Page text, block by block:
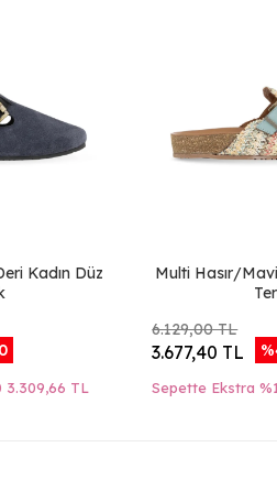
Kadın Düz
3.309,66 TL
Multi Hasır/
6.129,00 TL
3.677,40 TL
Sepette Ekstra